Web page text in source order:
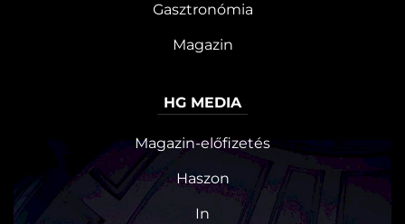
Gasztronómia
Magazin
HG MEDIA
Magazin-előfizetés
Haszon
In